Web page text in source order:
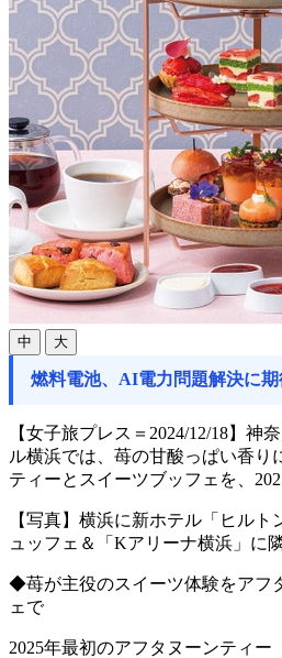
中 大
燃料電池、AI電力問題解決に期
【女子旅プレス＝2024/12/18】神
ル横浜では、苺の甘酸っぱい香り
ティーとスイーツブッフェを、
【写真】横浜に新ホテル「ヒル
ュッフェ＆「Kアリーナ横浜」に
◆苺が主役のスイーツ体験をアフ
ェで
2025年最初のアフタヌーンティー